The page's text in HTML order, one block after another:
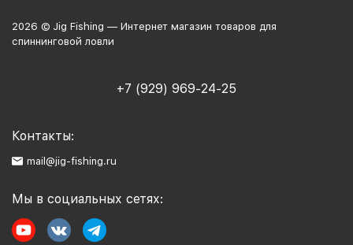
2026 © Jig Fishing — Интернет магазин товаров для
спиннинговой ловли
+7 (929) 969-24-25
Контакты:
mail@jig-fishing.ru
Мы в социальных сетях: